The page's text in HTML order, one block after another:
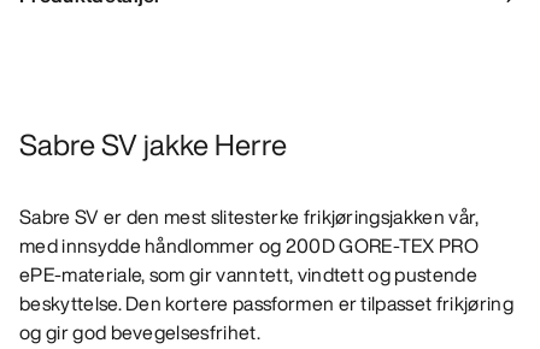
Sabre SV jakke Herre
Sabre SV er den mest slitesterke frikjøringsjakken vår,
med innsydde håndlommer og 200D GORE-TEX PRO
ePE-materiale, som gir vanntett, vindtett og pustende
beskyttelse. Den kortere passformen er tilpasset frikjøring
og gir god bevegelsesfrihet.